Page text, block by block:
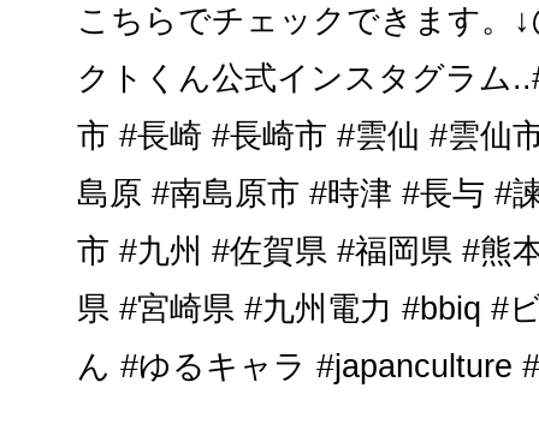
こちらでチェックできます。
クトくん公式インスタグラム
市 #長崎 #長崎市 #雲仙 #雲仙
島原 #南島原市 #時津 #長与 #
市 #九州 #佐賀県 #福岡県 #熊
県 #宮崎県 #九州電力 #bbiq #
ん #ゆるキャラ #japanculture